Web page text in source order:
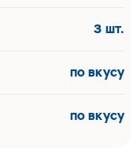
3 шт.
по вкусу
по вкусу